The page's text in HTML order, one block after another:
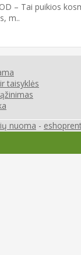
– Tai puikios
m..
taisyklės
nuoma -